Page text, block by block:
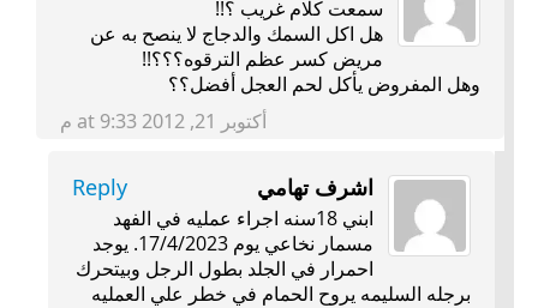
سمعت كلام غريب ؟!!
هل اكل السمك والدجاج لا ينصح به عن
مريض كسر عظم الترقوه؟؟؟!!
وهل المفروض يأكل لحم العجل أفضل؟؟
أكتوبر 21, 2012 at 9:33 م
اشرف تهامي Reply
ابني 18سنه اجراء عمليه في الفهد
مسمار نخاعي يوم 17/4/2023. يوجد
احمرار في الجلد بطول الرجل وبيتحرك
برجله السليمه يروح الحمام في خطر علي العمليه